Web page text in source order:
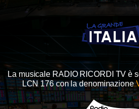
La musicale RADIO RICORDI TV è
LCN 176 con la denominazione